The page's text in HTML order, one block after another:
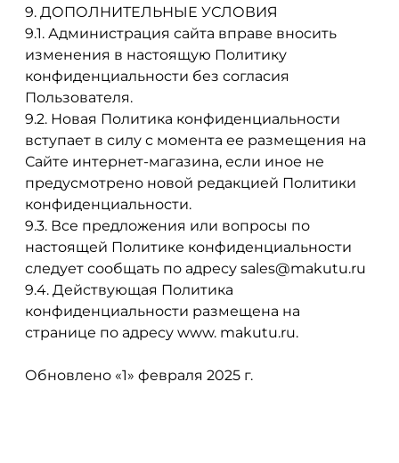
9. ДОПОЛНИТЕЛЬНЫЕ УСЛОВИЯ
9.1. Администрация сайта вправе вносить
изменения в настоящую Политику
конфиденциальности без согласия
Пользователя.
9.2. Новая Политика конфиденциальности
вступает в силу с момента ее размещения на
Сайте интернет-магазина, если иное не
предусмотрено новой редакцией Политики
конфиденциальности.
9.3. Все предложения или вопросы по
настоящей Политике конфиденциальности
следует сообщать по адресу sales@makutu.ru
9.4. Действующая Политика
конфиденциальности размещена на
странице по адресу www. makutu.ru.
Обновлено «1» февраля 2025 г.